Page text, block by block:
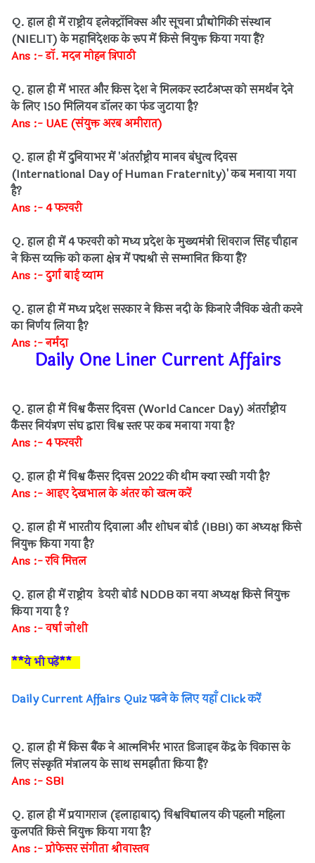
Q. हाल ही में राष्ट्रीय इलेक्ट्रॉनिक्स और सूचना प्रौद्योगिकी संस्थान
(NIELIT) के महानिदेशक के रूप में किसे नियुक्त किया गया हैं?
Ans :- डॉ. मदन मोहन त्रिपाठी
Q. हाल ही में भारत और किस देश ने मिलकर स्टार्टअप्स को समर्थन देने
के लिए 150 मिलियन डॉलर का फंड जुटाया है?
Ans :- UAE (संयुक्त अरब अमीरात)
Q. हाल ही में दुनियाभर में 'अंतर्राष्ट्रीय मानव बंधुत्व दिवस
(International Day of Human Fraternity)' कब मनाया गया
है?
Ans :- 4 फरवरी
Q. हाल ही में 4 फरवरी को मध्य प्रदेश के मुख्यमंत्री शिवराज सिंह चौहान
ने किस व्यक्ति को कला क्षेत्र में पद्मश्री से सम्मानित किया हैं?
Ans :- दुर्गा बाई व्याम
Q. हाल ही में मध्य प्रदेश सरकार ने किस नदी के किनारे जैविक खेती करने
का निर्णय लिया है?
Ans :- नर्मदा
Daily One Liner Current Affairs
Q. हाल ही में विश्व कैंसर दिवस (World Cancer Day) अंतर्राष्ट्रीय
कैंसर नियंत्रण संघ द्वारा विश्व स्तर पर कब मनाया गया है?
Ans :- 4 फरवरी
Q. हाल ही में विश्व कैंसर दिवस 2022 की थीम क्या रखी गयी है?
Ans :- आइए देखभाल के अंतर को खत्म करें
Q. हाल ही में भारतीय दिवाला और शोधन बोर्ड (IBBI) का अध्यक्ष किसे
नियुक्त किया गया है?
Ans :- रवि मित्तल
Q. हाल ही में राष्ट्रीय डेयरी बोर्ड NDDB का नया अध्यक्ष किसे नियुक्त
किया गया है ?
Ans :- वर्षा जोशी
**ये भी पढ़ें**
Daily Current Affairs Quiz पढने के लिए यहाँ Click करें
Q. हाल ही में किस बैंक ने आत्मनिर्भर भारत डिजाइन केंद्र के विकास के
लिए संस्कृति मंत्रालय के साथ समझौता किया हैं?
Ans :- SBI
Q. हाल ही में प्रयागराज (इलाहाबाद) विश्वविद्यालय की पहली महिला
कुलपति किसे नियुक्त किया गया है?
Ans :- प्रोफेसर संगीता श्रीवास्तव